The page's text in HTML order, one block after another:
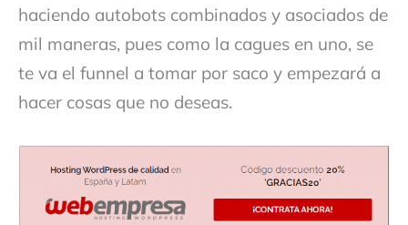
haciendo autobots combinados y asociados de
mil maneras, pues como la cagues en uno, se
te va el funnel a tomar por saco y empezará a
hacer cosas que no deseas.